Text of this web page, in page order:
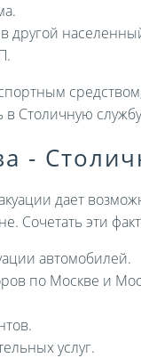
другой
Столичную
-
дает
Сочетать эти
автомобилей.
по Москве и
услуг.